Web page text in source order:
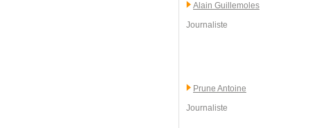
Alain Guillemoles
Journaliste
Prune Antoine
Journaliste